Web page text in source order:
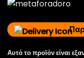
Αυτό το προϊόν είναι